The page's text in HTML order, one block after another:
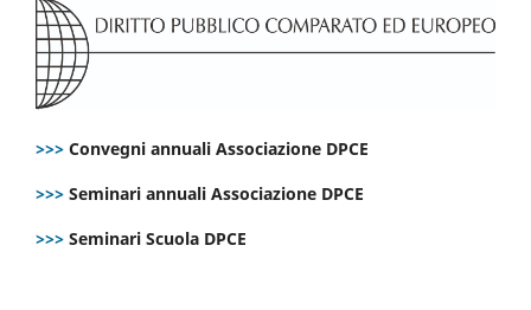
>>> Convegni annuali Associazione DPCE
>>> Seminari annuali Associazione DPCE
>>> Seminari Scuola DPCE